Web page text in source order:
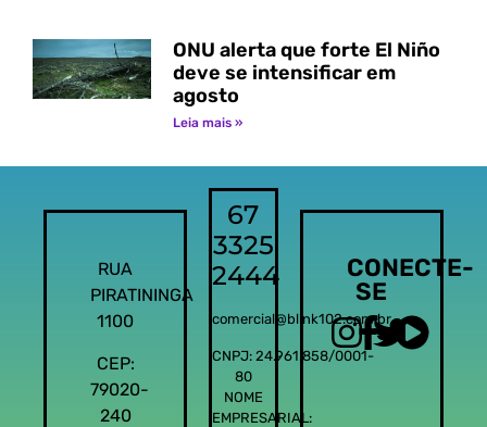
ONU alerta que forte El Niño
deve se intensificar em
agosto
Leia mais »
RUA
PIRATININGA
1100
CEP:
79020-
240
67
3325
2444
comercial@blink102.com.br
CNPJ: 24.961.858/0001-
80
NOME
EMPRESARIAL:
CONECTE-
SE